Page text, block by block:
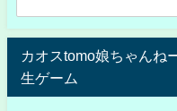
カオスtomo娘ちゃんね
生ゲーム